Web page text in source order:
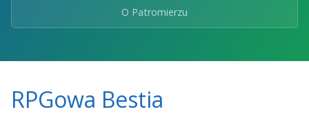
O Patromierzu
RPGowa Bestia